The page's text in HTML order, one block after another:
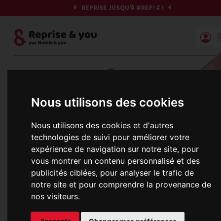
Nous utilisons des cookies
Nous utilisons des cookies et d'autres
technologies de suivi pour améliorer votre
expérience de navigation sur notre site, pour
vous montrer un contenu personnalisé et des
publicités ciblées, pour analyser le trafic de
notre site et pour comprendre la provenance de
nos visiteurs.
REPRISE JUSQU'À #REF!€ !
Reprise | Mobile & you
Préparez votre chrono et vos informations,
c'est parti !
Nous récupérons les meilleures
Une erreur est survenue :